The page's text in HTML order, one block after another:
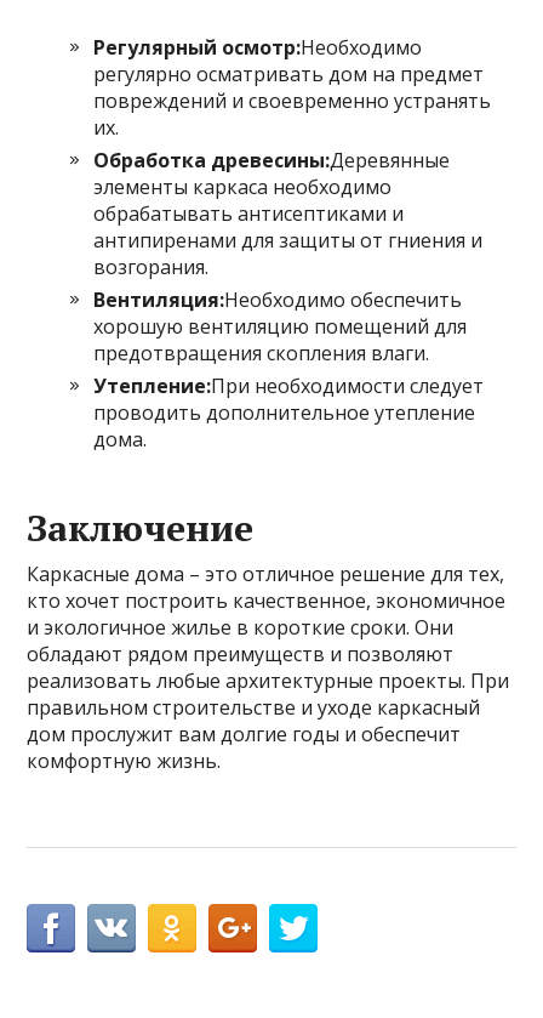
Регулярный осмотр:Необходимо
регулярно осматривать дом на предмет
повреждений и своевременно устранять
их.
Обработка древесины:Деревянные
элементы каркаса необходимо
обрабатывать антисептиками и
антипиренами для защиты от гниения и
возгорания.
Вентиляция:Необходимо обеспечить
хорошую вентиляцию помещений для
предотвращения скопления влаги.
Утепление:При необходимости следует
проводить дополнительное утепление
дома.
Заключение
Каркасные дома – это отличное решение для тех,
кто хочет построить качественное, экономичное
и экологичное жилье в короткие сроки. Они
обладают рядом преимуществ и позволяют
реализовать любые архитектурные проекты. При
правильном строительстве и уходе каркасный
дом прослужит вам долгие годы и обеспечит
комфортную жизнь.